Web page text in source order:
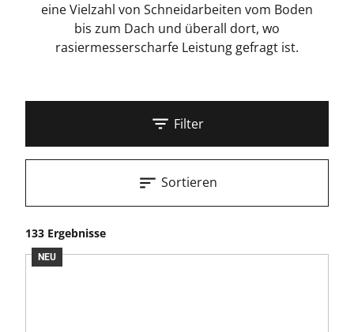
eine Vielzahl von Schneidarbeiten vom Boden
bis zum Dach und überall dort, wo
rasiermesserscharfe Leistung gefragt ist.
Filter
133 Ergebnisse
Sortieren
NEU